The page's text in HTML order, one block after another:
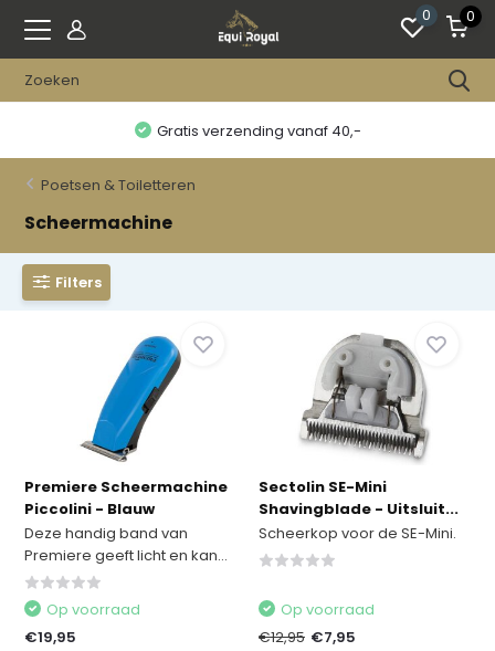
0 0
Gratis verzending vanaf 40,-
Poetsen & Toiletteren
Scheermachine
Filters
Premiere Scheermachine
Piccolini - Blauw
Deze handig band van
Premiere geeft licht en kan...
Op voorraad
€19,95
Sectolin SE-Mini
Shavingblade - Uitsluit...
Scheerkop voor de SE-Mini.
Op voorraad
€12,95 €7,95